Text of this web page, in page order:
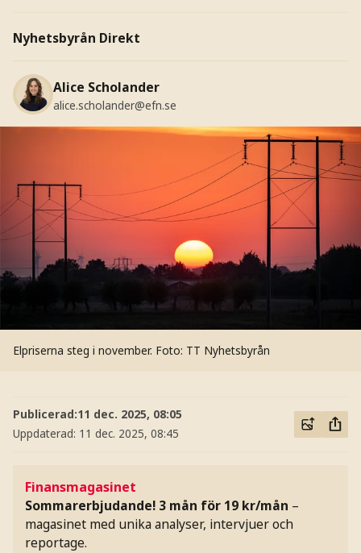
Nyhetsbyrån Direkt
Alice Scholander
alice.scholander@efn.se
Elpriserna steg i november. Foto: TT Nyhetsbyrån
Publicerad:11 dec. 2025, 08:05
Uppdaterad: 11 dec. 2025, 08:45
Finansmagasinet
Sommarerbjudande! 3 mån för 19 kr/mån –
magasinet med unika analyser, intervjuer och
reportage.